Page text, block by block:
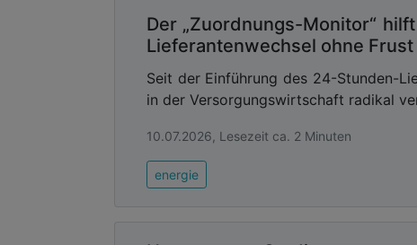
Der „Zuordnungs-Monitor“
Lieferantenwechsel ohne
Seit der Einführung des 24-Stunden-
in der Versorgungswirtschaft radikal
10.07.2026, Lesezeit ca. 2 Minuten
energie